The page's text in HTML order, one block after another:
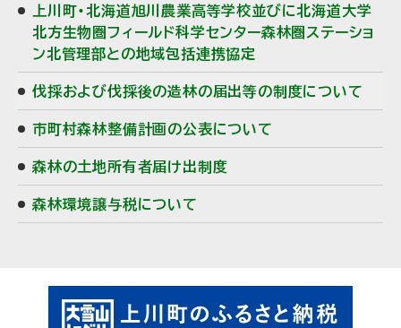
上川町・北海道旭川農業高等学校並びに北海道大学
北方生物圏フィールド科学センター森林圏ステーショ
ン北管理部との地域包括連携協定
伐採および伐採後の造林の届出等の制度について
市町村森林整備計画の公表について
森林の土地所有者届け出制度
森林環境譲与税について